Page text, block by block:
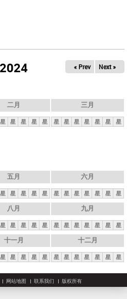
2024 « Prev Next »
二月
星 星 星 星 星
三月
星 星 星 星 星 星 星
五月
星 星 星 星 星
六月
星 星 星 星 星 星 星
八月
星 星 星 星 星
九月
星 星 星 星 星 星 星
十一月
星 星 星 星 星
十二月
星 星 星 星 星 星 星
网站地图 联系我们 版权所有